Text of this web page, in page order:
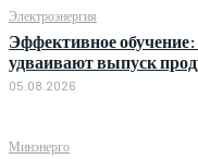
Электроэнергия
Эффективное
удваивают выпуск
05.08.2026
Минэнерго